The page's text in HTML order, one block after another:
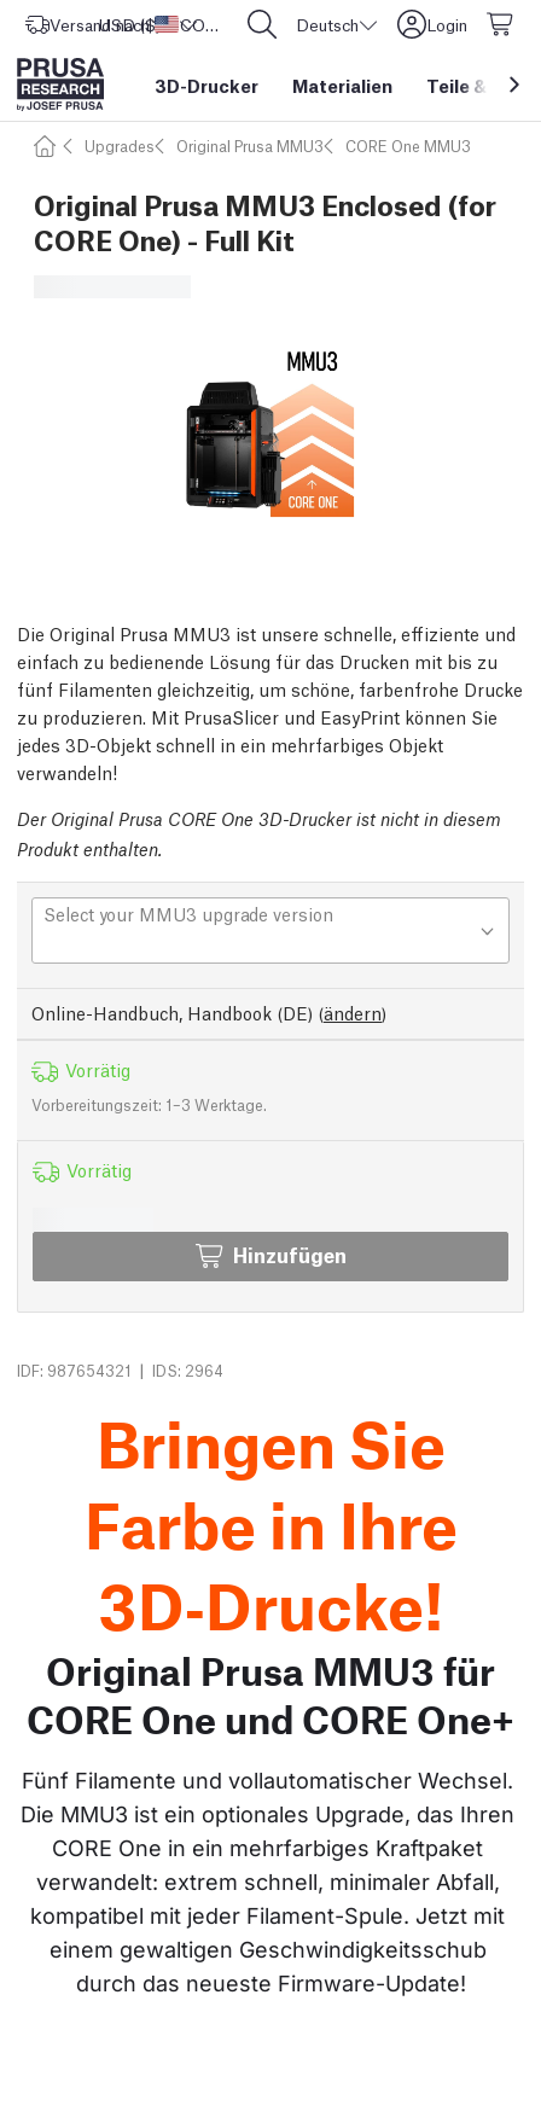
Versand nach Vereinigte Staaten
USD ($) CORE One L: Jetzt auf Lager! Deutsch Login
3D-Drucker Materialien Teile &
Upgrades Original Prusa MMU3 CORE One MMU3
Original Prusa MMU3 Enclosed (for
CORE One) - Full Kit
Die Original Prusa MMU3 ist unsere schnelle, effiziente und
einfach zu bedienende Lösung für das Drucken mit bis zu
fünf Filamenten gleichzeitig, um schöne, farbenfrohe Drucke
zu produzieren. Mit PrusaSlicer und EasyPrint können Sie
jedes 3D-Objekt schnell in ein mehrfarbiges Objekt
verwandeln!
Der Original Prusa CORE One 3D-Drucker ist nicht in diesem
Produkt enthalten.
Select your MMU3 upgrade version
Online-Handbuch, Handbook (DE) (ändern)
Vorrätig
Vorbereitungszeit: 1–3 Werktage.
Vorrätig
Hinzufügen
IDF: 987654321 | IDS: 2964
Bringen Sie
Farbe in Ihre
3D‑Drucke!
Original Prusa MMU3 für
CORE One und CORE One+
Fünf Filamente und vollautomatischer Wechsel.
Die MMU3 ist ein optionales Upgrade, das Ihren
CORE One in ein mehrfarbiges Kraftpaket
verwandelt: extrem schnell, minimaler Abfall,
kompatibel mit jeder Filament-Spule. Jetzt mit
einem gewaltigen Geschwindigkeitsschub
durch das neueste Firmware-Update!